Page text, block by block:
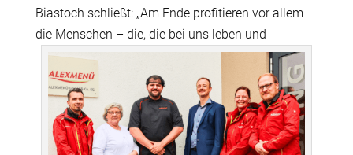
Biastoch schließt: „Am Ende profitieren vor allem
die Menschen – die, die bei uns leben und